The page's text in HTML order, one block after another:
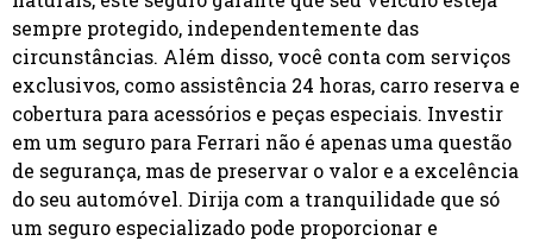
sempre protegido, independentemente das
circunstâncias. Além disso, você conta com serviços
exclusivos, como assistência 24 horas, carro reserva e
cobertura para acessórios e peças especiais. Investir
em um seguro para Ferrari não é apenas uma questão
de segurança, mas de preservar o valor e a excelência
do seu automóvel. Dirija com a tranquilidade que só
um seguro especializado pode proporcionar e